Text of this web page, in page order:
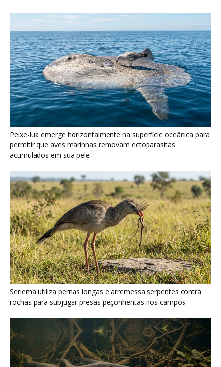
Seriema utiliza pernas longas e arremessa serpentes contra
rochas para subjugar presas peçonhentas nos campos
Poraquê sincroniza descargas elétricas em grupo para
amplificar campo elétrico e atordoar cardumes de peixes
maiores na Amazônia